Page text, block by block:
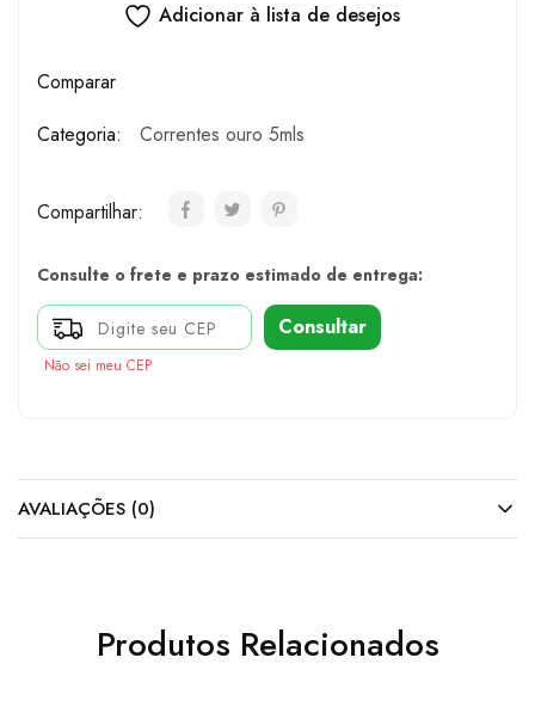
Adicionar à lista de desejos
Comparar
Categoria:
Correntes ouro 5mls
Compartilhar:
Consulte o frete e prazo estimado de entrega:
Consultar
Não sei meu CEP
AVALIAÇÕES (0)
Produtos Relacionados